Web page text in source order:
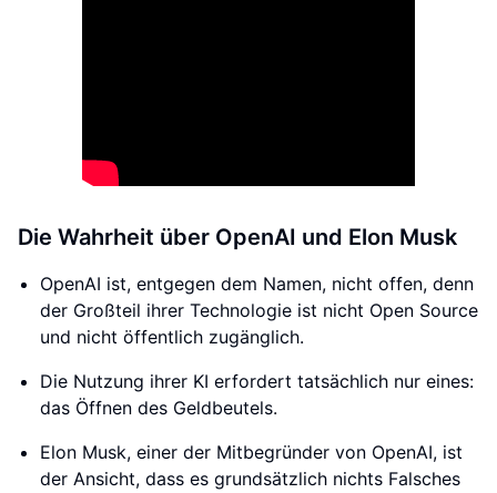
Die Wahrheit über OpenAI und Elon Musk
OpenAI ist, entgegen dem Namen, nicht offen, denn
der Großteil ihrer Technologie ist nicht Open Source
und nicht öffentlich zugänglich.
Die Nutzung ihrer KI erfordert tatsächlich nur eines:
das Öffnen des Geldbeutels.
Elon Musk, einer der Mitbegründer von OpenAI, ist
der Ansicht, dass es grundsätzlich nichts Falsches